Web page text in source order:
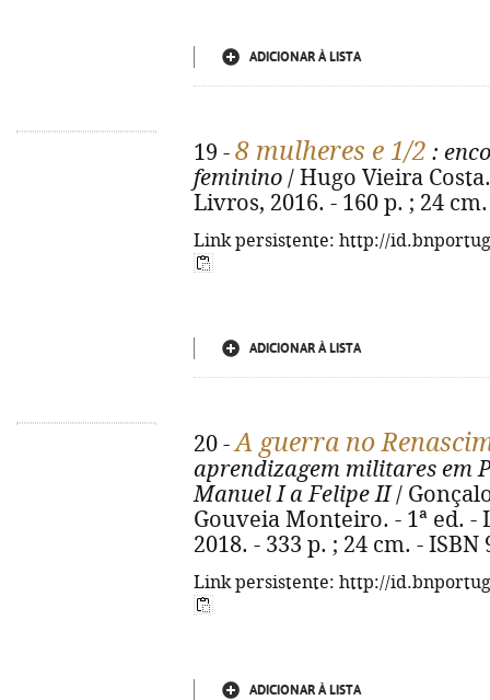
ADICIONAR À LISTA
19 - 8 mulheres e 1/2 :
feminino / Hugo Vieira
Livros, 2016. - 160 p. ; 24
Link persistente: http://
ADICIONAR À LISTA
20 -A guerra no
aprendizagem militares em
Manuel I a Felipe II/
Gouveia Monteiro. - 1ª ed. -
2018. - 333 p. ; 24 cm. - ISBN
Link persistente: http://
ADICIONAR À LISTA